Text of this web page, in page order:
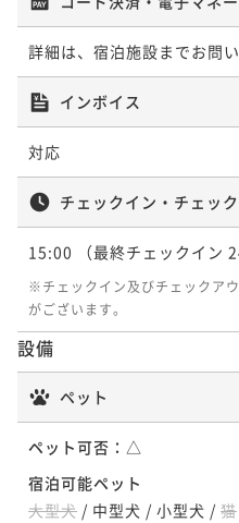
詳細は、宿泊施設までお問
インボイス
対応
チェックイン・チェッ
15:00 （最終チェックイン
※チェックイン及びチェックア
がございます。
設備
ペット
ペット可否： △
宿泊可能ペット
大型犬 / 中型犬 / 小型犬 / 猫